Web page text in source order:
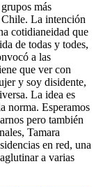
más
La intención
cotidianeidad que
de todas y todes,
a las
que ver con
y soy disidente,
La idea es
norma. Esperamos
pero también
Tamara
en red, una
a varias